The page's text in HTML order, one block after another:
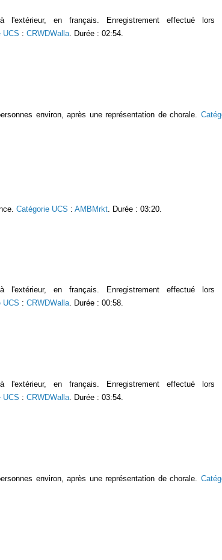
l'extérieur, en français. Enregistrement effectué
UCS : CRWDWalla. Durée : 02:54.
environ, après une représentation de chorale.
Catégorie UCS : AMBMrkt . Durée : 03:20.
l'extérieur, en français. Enregistrement effectué
UCS : CRWDWalla. Durée : 00:58.
l'extérieur, en français. Enregistrement effectué
UCS : CRWDWalla. Durée : 03:54.
environ, après une représentation de chorale.